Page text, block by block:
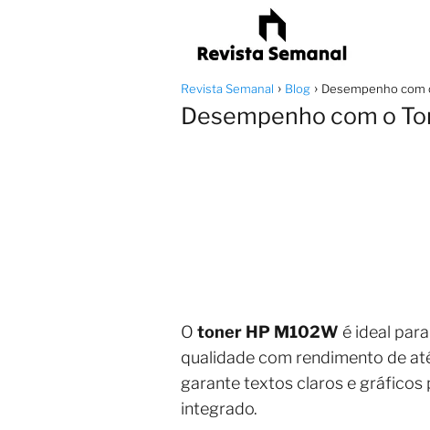
Revista Semanal Blog Desempenho com
Desempenho com o
O toner HP M102W é ideal
qualidade com rendimento de
garante textos claros e gráficos
integrado.